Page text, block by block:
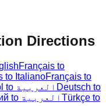
Directions
Français to
to ItalianoFrançais to
Español to العربية Deutsch to
Русский to العربية Türkçe to